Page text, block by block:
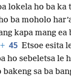
lokela ho ba ka
ba moholo
kapa mang
+ 45 Etsoe esita
ho sebeletsa le
sa ba